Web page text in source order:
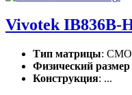
Vivotek IB836B-
Тип матрицы:
Физический
Конструкция: ...